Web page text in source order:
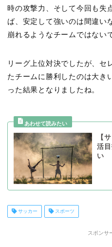
時の攻撃力、そして今回も失
ば、安定して強いのは間違い
崩れるようなチームではない
リーグ上位対決でしたが、セ
たチームに勝利したのは大き
った結果となりましたね。
【
活
い
サッカー スポーツ
スポンサ